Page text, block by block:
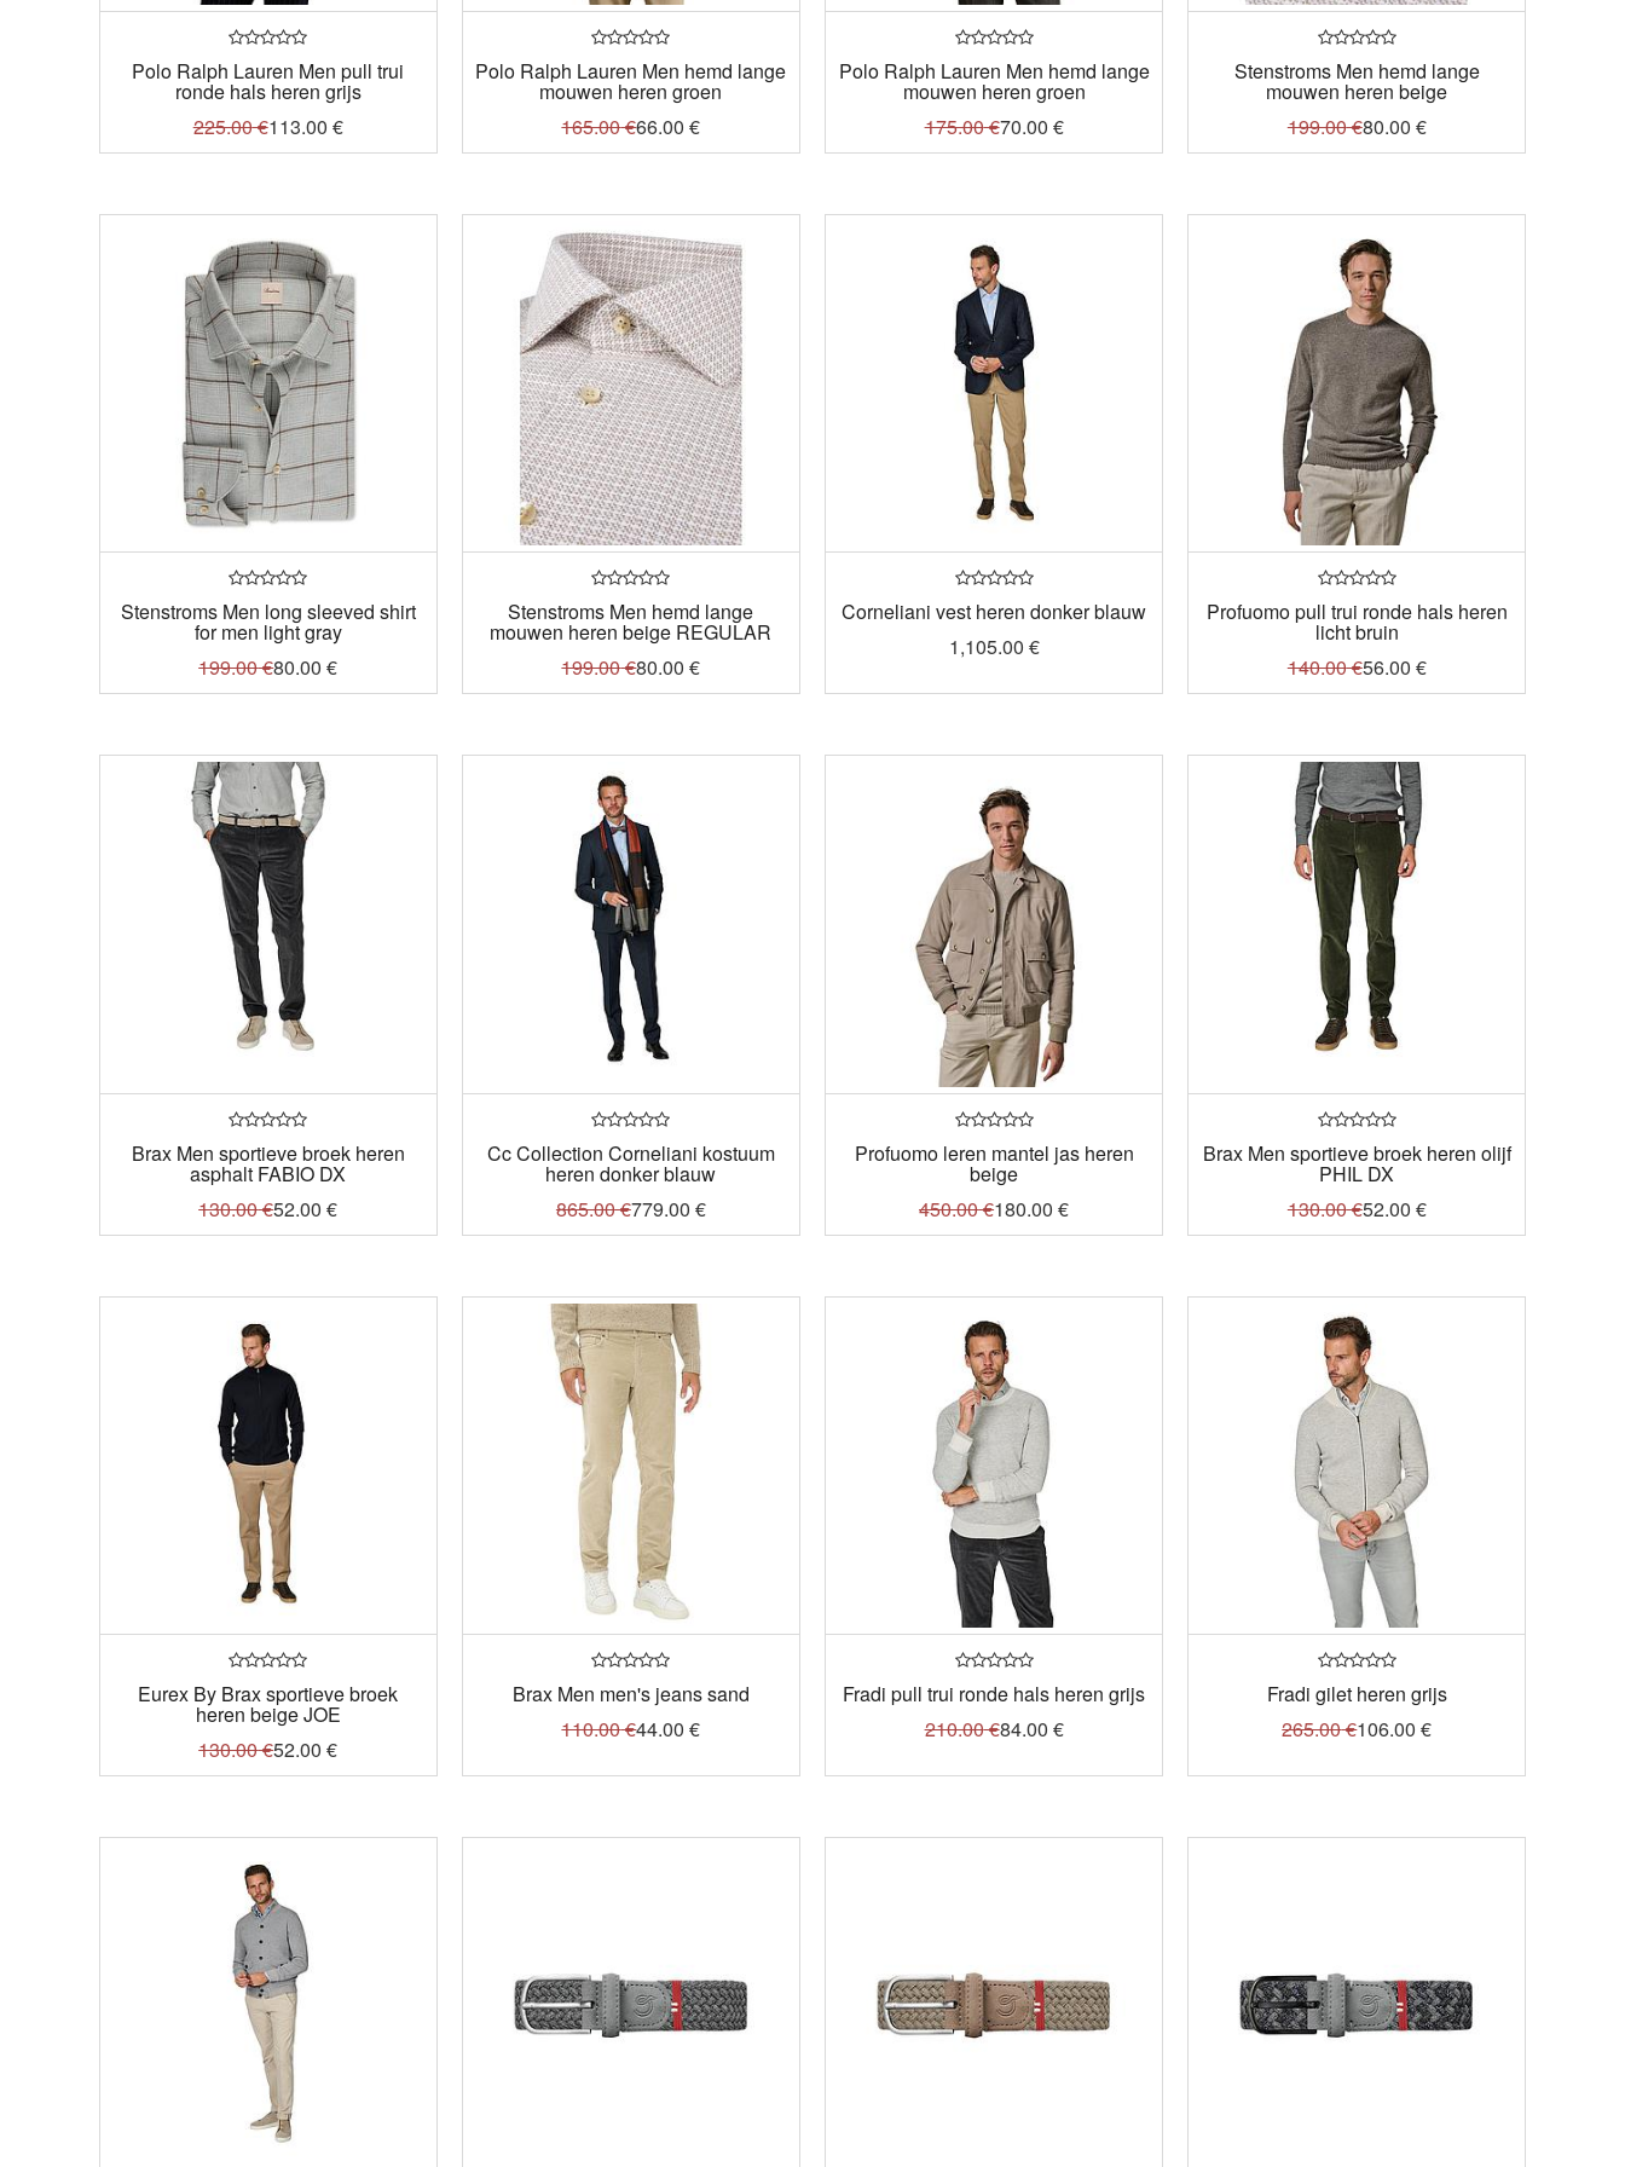
Polo Ralph Lauren Men pull trui
ronde hals heren grijs
225.00€113.00 €
Polo Ralph Lauren Men hemd lange
mouwen heren groen
165.00€66.00 €
Polo Ralph Lauren Men hemd lange
mouwen heren groen
175.00€70.00 €
Stenstroms Men hemd lange
mouwen heren beige
199.00€80.00 €
Stenstroms Men long sleeved shirt
for men light gray
199.00€80.00 €
Stenstroms Men hemd lange
mouwen heren beige REGULAR
199.00€80.00 €
Corneliani vest heren donker blauw
1,105.00 €
Profuomo pull trui ronde hals heren
licht bruin
140.00€56.00 €
Brax Men sportieve broek heren
asphalt FABIO DX
130.00€52.00 €
Cc Collection Corneliani kostuum
heren donker blauw
865.00€779.00 €
Profuomo leren mantel jas heren
beige
450.00€180.00 €
Brax Men sportieve broek heren olijf
PHIL DX
130.00€52.00 €
Eurex By Brax sportieve broek
heren beige JOE
130.00€52.00 €
Brax Men men's jeans sand
110.00€44.00 €
Fradi pull trui ronde hals heren grijs
210.00€84.00 €
Fradi gilet heren grijs
265.00€106.00 €